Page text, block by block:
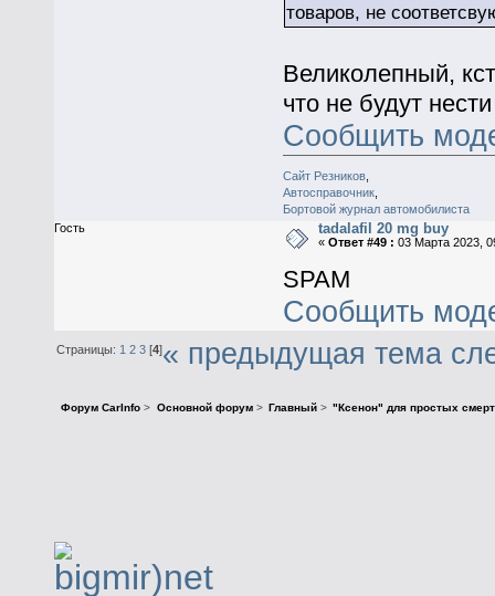
товаров, не
Великолепный,
что не будут
Сообщить
Сайт Резников,
Автосправочник,
Бортовой журнал автомобилиста
Гость
tadalafil 20 mg buy
«Ответ #49 : 03 Марта 2023,
SPAM
Сообщить
Страницы: 1 2 3 [4]« предыдущая тема
Форум CarInfo > Основной форум> Главный> "Ксенон" для простых